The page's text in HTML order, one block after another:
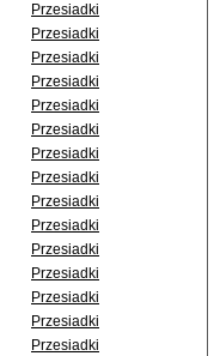
Przesiadki
Przesiadki
Przesiadki
Przesiadki
Przesiadki
Przesiadki
Przesiadki
Przesiadki
Przesiadki
Przesiadki
Przesiadki
Przesiadki
Przesiadki
Przesiadki
Przesiadki